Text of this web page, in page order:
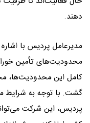
دهند.
مدیرعامل پردیس با
محدودیت‌های تأمین
کامل این محدودیت‌ها،
گشت. با توجه به شرایط
پردیس، این شرکت